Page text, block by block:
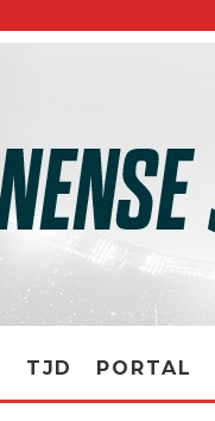
TJD PORTAL